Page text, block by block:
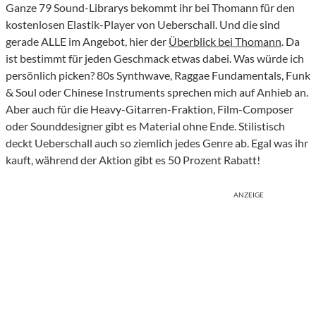
Ganze 79 Sound-Librarys bekommt ihr bei Thomann für den
kostenlosen Elastik-Player von Ueberschall. Und die sind
gerade ALLE im Angebot, hier der Überblick bei Thomann. Da
ist bestimmt für jeden Geschmack etwas dabei. Was würde ich
persönlich picken? 80s Synthwave, Raggae Fundamentals, Funk
& Soul oder Chinese Instruments sprechen mich auf Anhieb an.
Aber auch für die Heavy-Gitarren-Fraktion, Film-Composer
oder Sounddesigner gibt es Material ohne Ende. Stilistisch
deckt Ueberschall auch so ziemlich jedes Genre ab. Egal was ihr
kauft, während der Aktion gibt es 50 Prozent Rabatt!
ANZEIGE